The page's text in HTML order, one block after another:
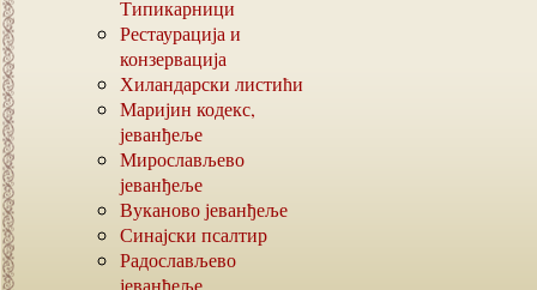
Типикарници
Рестаурација и
конзервација
Хиландарски листићи
Маријин кодекс,
јеванђеље
Мирослављево
јеванђеље
Вуканово јеванђеље
Синајски псалтир
Радослављево
јеванђеље